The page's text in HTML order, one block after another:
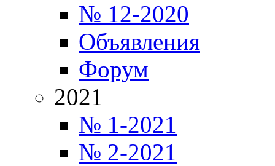
№ 12-2020
Объявления
Форум
2021
№ 1-2021
№ 2-2021